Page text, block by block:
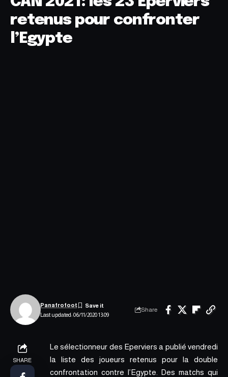
retenus pour confronter
l’Egypte
Last updated: 06/11/2020 13:09
Panafrofoot
Share
SHARE
Le sélectionneur des Eperviers a publié vendredi
la liste des joueurs retenus pour la double
confrontation contre l’Egypte. Des matchs qui